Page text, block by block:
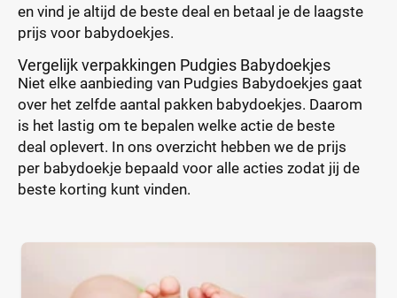
en vind je altijd de beste deal en betaal je de laagste
prijs voor babydoekjes.
Vergelijk verpakkingen Pudgies Babydoekjes
Niet elke aanbieding van Pudgies Babydoekjes gaat
over het zelfde aantal pakken babydoekjes. Daarom
is het lastig om te bepalen welke actie de beste
deal oplevert. In ons overzicht hebben we de prijs
per babydoekje bepaald voor alle acties zodat jij de
beste korting kunt vinden.